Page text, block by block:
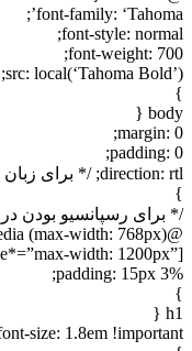
font-family: ‘Tahoma’;
font-style: normal;
font-weight: 700;
src: local(‘Tahoma Bold’);
}
body {
margin: 0;
padding: 0;
direction: rtl; /* برای زبان فارسی */
}
/* برای رسپانسیو بودن
@media (max-width: 768px) {
width: 1200px”] {
padding: 15px 3%;
}
h1 {
size: 1.8em !important;